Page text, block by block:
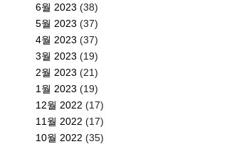
6월 2023 (38)
5월 2023 (37)
4월 2023 (37)
3월 2023 (19)
2월 2023 (21)
1월 2023 (19)
12월 2022 (17)
11월 2022 (17)
10월 2022 (35)